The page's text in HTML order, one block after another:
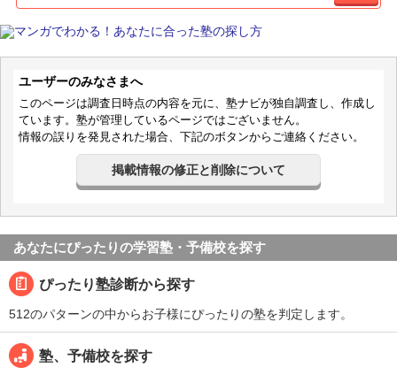
ユーザーのみなさまへ
このページは調査日時点の内容を元に、塾ナビが独自調査し、作成し
ています。塾が管理しているページではございません。
情報の誤りを発見された場合、下記のボタンからご連絡ください。
掲載情報の修正と削除について
あなたにぴったりの学習塾・予備校を探す
ぴったり塾診断から探す
512のパターンの中からお子様にぴったりの塾を判定します。
塾、予備校を探す